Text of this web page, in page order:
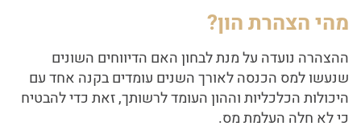
מהי הצהרת הון?
ההצהרה נועדה על מנת לבחון האם הדיווחים השונים
שנעשו למס הכנסה לאורך השנים עומדים בקנה אחד עם
היכולות הכלכליות וההון העומד לרשותך, זאת כדי להבטיח
כי לא חלה העלמת מס.